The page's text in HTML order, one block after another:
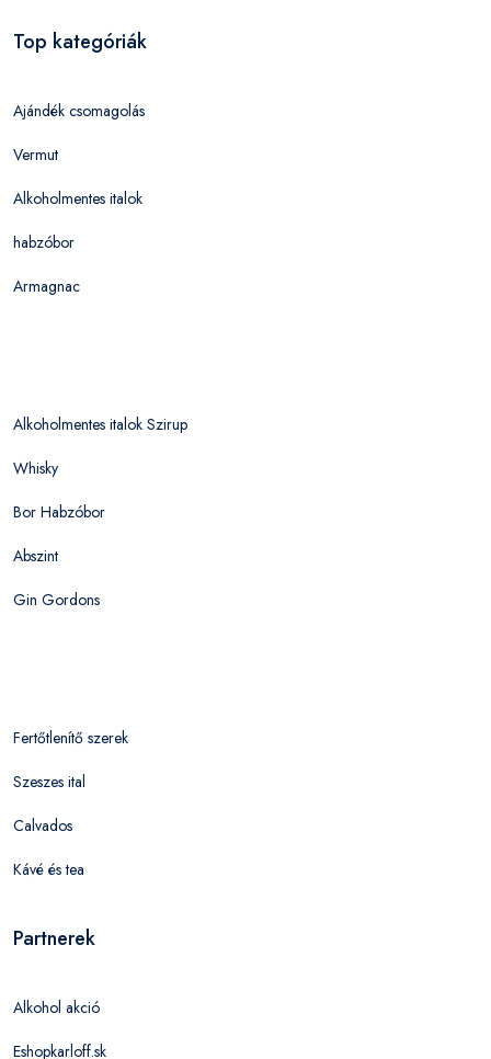
Top kategóriák
Ajándék csomagolás
Vermut
Alkoholmentes italok
habzóbor
Armagnac
Alkoholmentes italok Szirup
Whisky
Bor Habzóbor
Abszint
Gin Gordons
Fertőtlenítő szerek
Szeszes ital
Calvados
Kávé és tea
Partnerek
Alkohol akció
Eshopkarloff.sk